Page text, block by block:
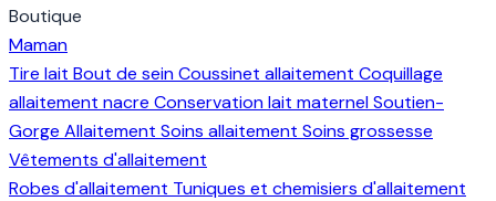
Boutique
Maman
Tire lait Bout de seinCoussinet allaitement Coquillage
allaitement nacre Conservation lait maternelSoutien-
Gorge Allaitement Soins allaitement Soins grossesse
Vêtements d'allaitement
Robes d'allaitement Tuniques et chemisiers d'allaitement